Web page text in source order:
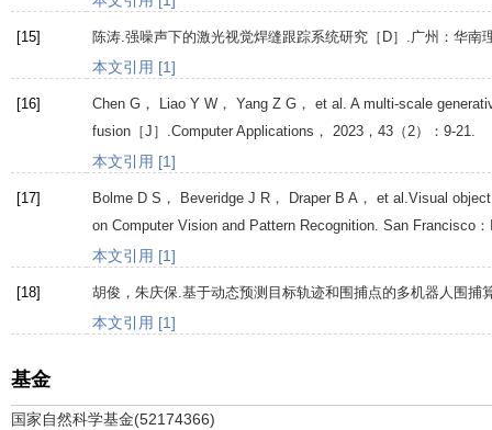
[15] 陈涛.强噪声下的激光视觉焊缝跟踪系统研究［D］.广州：华南
本文引用 [1]
[16] Chen G ， Liao Y W ， Yang Z G ， et al. A multi-scale
fusion［J］.Computer Applications ， 2023 ， 43 （2）：9-21.
本文引用 [1]
[17] Bolme D S ， Beveridge J R ， Draper B A ， et al.Visual
on Computer Vision and Pattern Recognition. San Francisco
本文引用 [1]
[18] 胡俊，朱庆保.基于动态预测目标轨迹和围捕点的多机器人围捕
本文引用 [1]
基金
国家自然科学基金(52174366)